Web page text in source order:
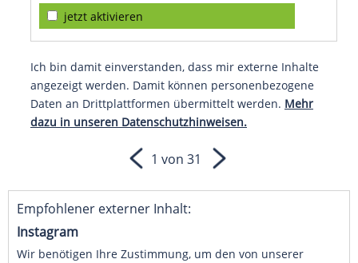
jetzt aktivieren
Ich bin damit einverstanden, dass mir externe Inhalte
angezeigt werden. Damit können personenbezogene
Daten an Drittplattformen übermittelt werden. Mehr
dazu in unseren Datenschutzhinweisen.
1 von 31
Empfohlener externer Inhalt:
Instagram
Wir benötigen Ihre Zustimmung, um den von unserer